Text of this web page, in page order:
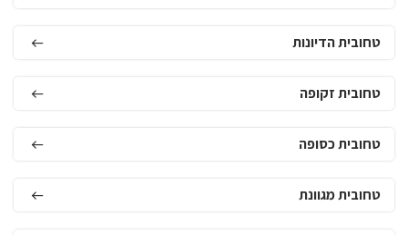
טחובית הדיונות
טחובית זקופה
טחובית כסופה
טחובית מגוונת